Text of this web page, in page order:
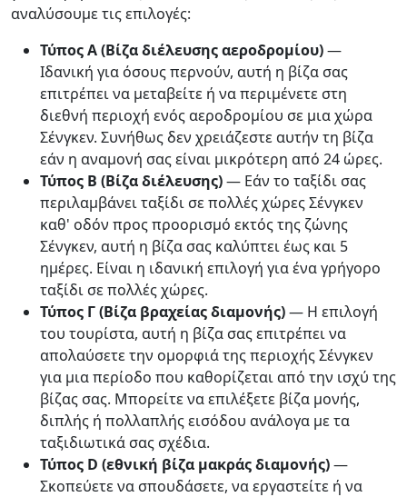
αναλύσουμε τις επιλογές:
Τύπος Α (Βίζα διέλευσης αεροδρομίου)—
Ιδανική για όσους περνούν, αυτή η βίζα σας
επιτρέπει να μεταβείτε ή να περιμένετε στη
διεθνή περιοχή ενός αεροδρομίου σε μια χώρα
Σένγκεν. Συνήθως δεν χρειάζεστε αυτήν τη βίζα
εάν η αναμονή σας είναι μικρότερη από 24 ώρες.
Τύπος Β (Βίζα διέλευσης)— Εάν το ταξίδι σας
περιλαμβάνει ταξίδι σε πολλές χώρες Σένγκεν
καθ' οδόν προς προορισμό εκτός της ζώνης
Σένγκεν, αυτή η βίζα σας καλύπτει έως και 5
ημέρες. Είναι η ιδανική επιλογή για ένα γρήγορο
ταξίδι σε πολλές χώρες.
Τύπος Γ (Βίζα βραχείας διαμονής)— Η επιλογή
του τουρίστα, αυτή η βίζα σας επιτρέπει να
απολαύσετε την ομορφιά της περιοχής Σένγκεν
για μια περίοδο που καθορίζεται από την ισχύ της
βίζας σας. Μπορείτε να επιλέξετε βίζα μονής,
διπλής ή πολλαπλής εισόδου ανάλογα με τα
ταξιδιωτικά σας σχέδια.
Τύπος D (εθνική βίζα μακράς διαμονής)—
Σκοπεύετε να σπουδάσετε, να εργαστείτε ή να